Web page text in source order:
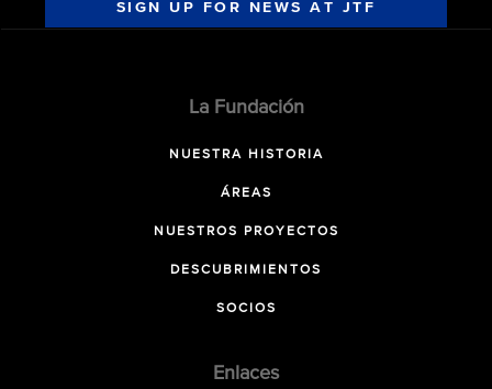
SIGN UP FOR NEWS AT JTF
La Fundación
NUESTRA HISTORIA
ÁREAS
NUESTROS PROYECTOS
DESCUBRIMIENTOS
SOCIOS
Enlaces